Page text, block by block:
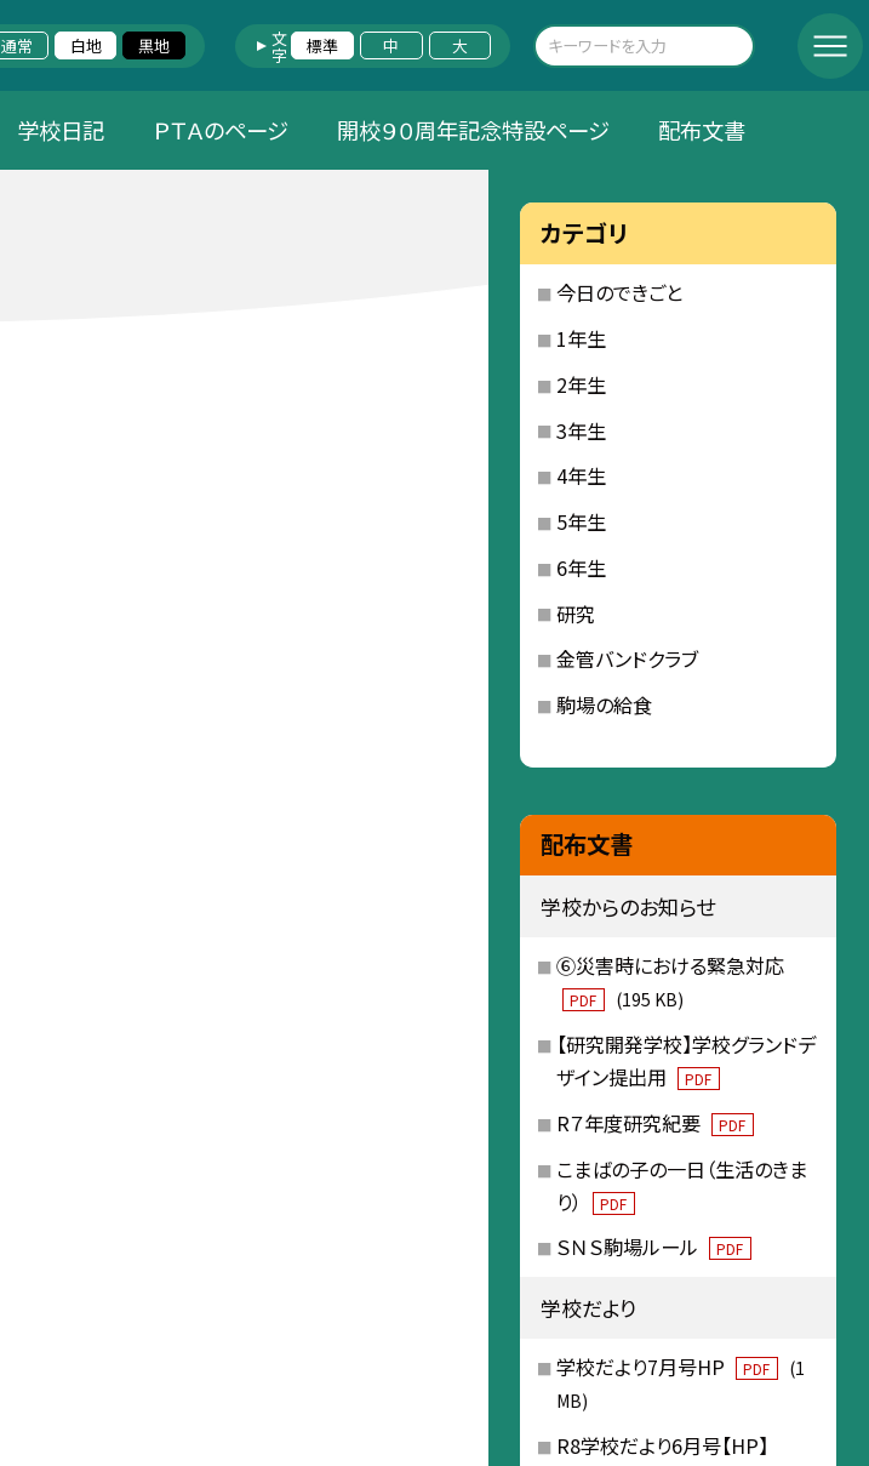
通常 白地 黒地 文字 標準 中 大
学校日記 ＰＴＡのページ 開校９０周年記念特設ページ 配布文書
カテゴリ
今日のできごと
1年生
2年生
3年生
4年生
5年生
6年生
研究
金管バンドクラブ
駒場の給食
配布文書
学校からのお知らせ
⑥災害時における緊急対応
PDF (195 KB)
【研究開発学校】学校グランドデ
ザイン提出用
PDF
R７年度研究紀要 PDF
こまばの子の一日（生活のきま
り）
PDF
ＳＮＳ駒場ルール PDF
学校だより
学校だより7月号HP PDF
(1
MB)
R8学校だより6月号【HP】